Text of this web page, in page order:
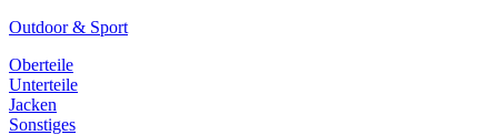
Outdoor & Sport
Oberteile
Unterteile
Jacken
Sonstiges